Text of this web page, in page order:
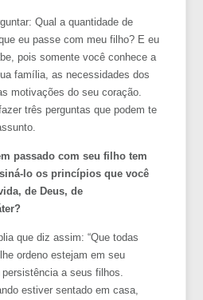
Qual a quantidade de
eu passe com meu filho? E eu
pois somente você conhece a
família, as necessidades dos
motivações do seu coração.
três perguntas que podem te
passado com seu filho tem
lo os princípios que você
de Deus, de
que diz assim: “Que todas
ordeno estejam em seu
a seus filhos.
estiver sentado em casa,